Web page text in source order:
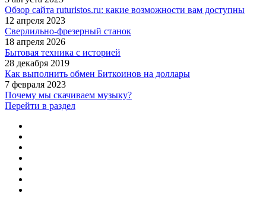
Обзор сайта ruturistos.ru: какие возможности вам доступны
12 апреля 2023
Сверлильно-фрезерный станок
18 апреля 2026
Бытовая техника с историей
28 декабря 2019
Как выполнить обмен Биткоинов на доллары
7 февраля 2023
Почему мы скачиваем музыку?
Перейти в раздел